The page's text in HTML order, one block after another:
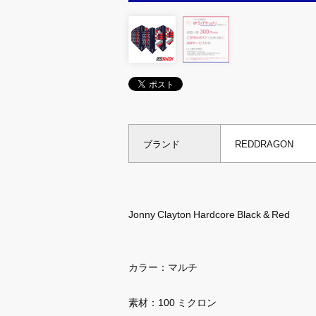
ブランド REDDRAGON
Jonny Clayton Hardcore Black & Red
カラー：マルチ
素材：100 ミクロン